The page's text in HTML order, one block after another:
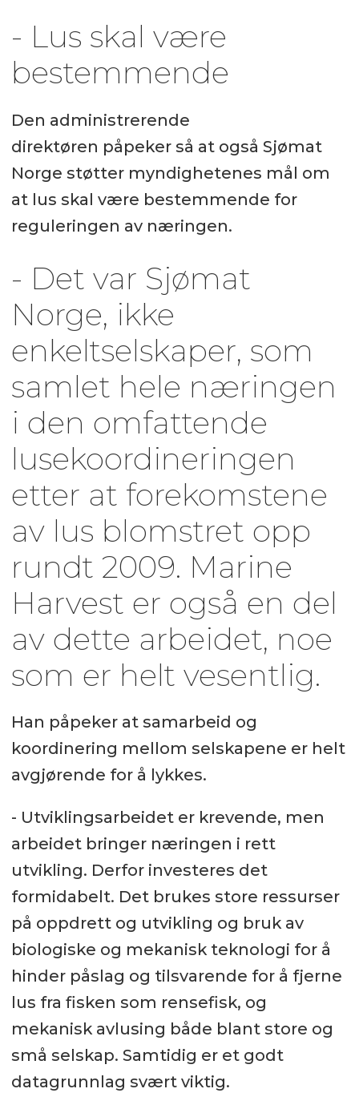
- Lus skal være
bestemmende
Den administrerende
direktøren påpeker så at også Sjømat
Norge støtter myndighetenes mål om
at lus skal være bestemmende for
reguleringen av næringen.
- Det var Sjømat
Norge, ikke
enkeltselskaper, som
samlet hele næringen
i den omfattende
lusekoordineringen
etter at forekomstene
av lus blomstret opp
rundt 2009. Marine
Harvest er også en del
av dette arbeidet, noe
som er helt vesentlig.
Han påpeker at samarbeid og
koordinering mellom selskapene er helt
avgjørende for å lykkes.
- Utviklingsarbeidet er krevende, men
arbeidet bringer næringen i rett
utvikling. Derfor investeres det
formidabelt. Det brukes store ressurser
på oppdrett og utvikling og bruk av
biologiske og mekanisk teknologi for å
hinder påslag og tilsvarende for å fjerne
lus fra fisken som rensefisk, og
mekanisk avlusing både blant store og
små selskap. Samtidig er et godt
datagrunnlag svært viktig.